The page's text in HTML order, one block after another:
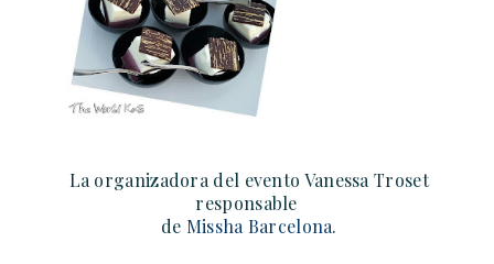
La organizadora del evento Vanessa Troset
responsable
de Missha Barcelona.